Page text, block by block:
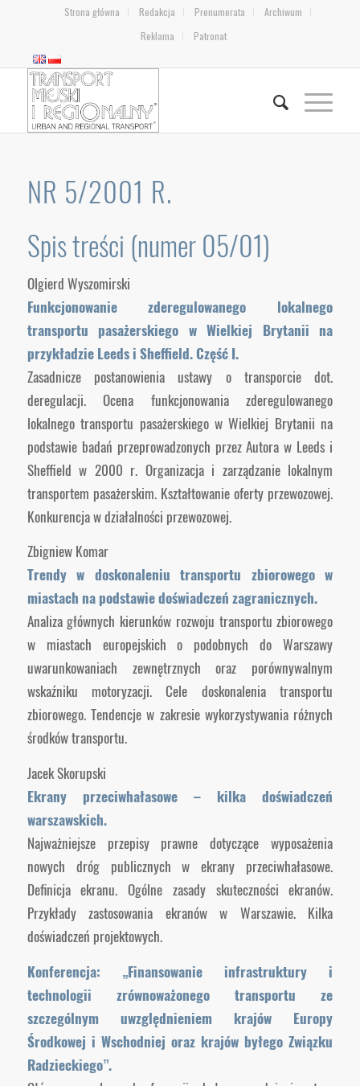
Strona główna Redakcja Prenumerata
Archiwum
Reklama
Patronat
NR 5/2001 R.
Spis treści (numer 05/01)
Olgierd Wyszomirski
Funkcjonowanie zderegulowanego lokalnego
transportu pasażerskiego w Wielkiej Brytanii na
przykładzie Leeds i Sheffield. Część I.
Zasadnicze postanowienia ustawy o transporcie dot.
deregulacji. Ocena funkcjonowania zderegulowanego
lokalnego transportu pasażerskiego w Wielkiej Brytanii na
podstawie badań przeprowadzonych przez Autora w Leeds i
Sheffield w 2000 r. Organizacja i zarządzanie lokalnym
transportem pasażerskim. Kształtowanie oferty przewozowej.
Konkurencja w działalności przewozowej.
Zbigniew Komar
Trendy w doskonaleniu transportu zbiorowego w
miastach na podstawie doświadczeń zagranicznych.
Analiza głównych kierunków rozwoju transportu zbiorowego
w miastach europejskich o podobnych do Warszawy
uwarunkowaniach zewnętrznych oraz porównywalnym
wskaźniku motoryzacji. Cele doskonalenia transportu
zbiorowego. Tendencje w zakresie wykorzystywania różnych
środków transportu.
Jacek Skorupski
Ekrany przeciwhałasowe – kilka doświadczeń
warszawskich.
Najważniejsze przepisy prawne dotyczące wyposażenia
nowych dróg publicznych w ekrany przeciwhałasowe.
Definicja ekranu. Ogólne zasady skuteczności ekranów.
Przykłady zastosowania ekranów w Warszawie. Kilka
doświadczeń projektowych.
Konferencja: „Finansowanie infrastruktury i
technologii zrównoważonego transportu ze
szczególnym uwzględnieniem krajów Europy
Środkowej i Wschodniej oraz krajów byłego Związku
Radzieckiego”.